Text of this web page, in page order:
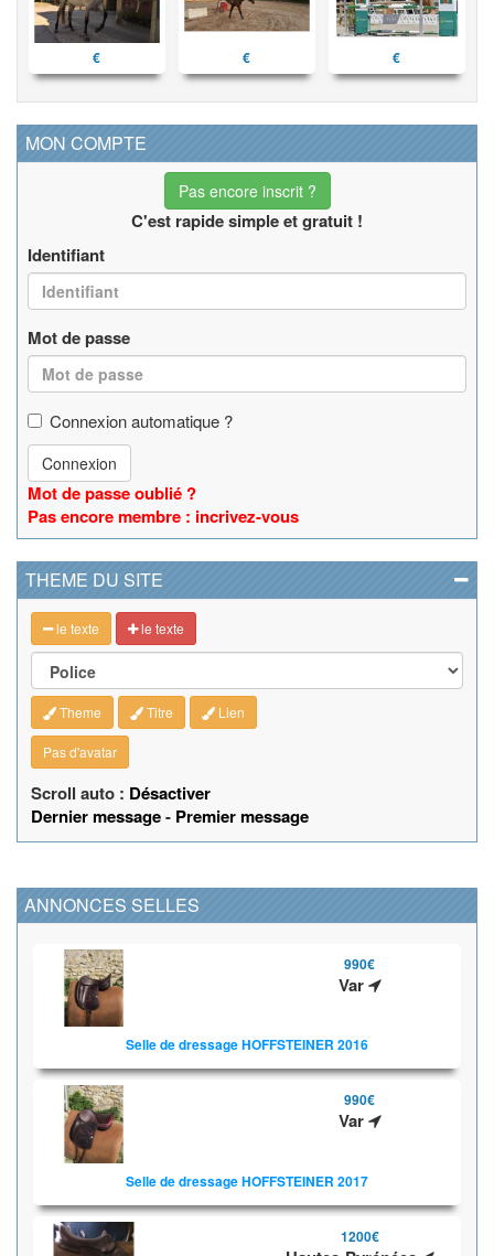
€ € €
MON COMPTE
Pas encore inscrit ?
C'est rapide simple et gratuit !
Identifiant
Mot de passe
Connexion automatique ?
Connexion
Mot de passe oublié ?
Pas encore membre : incrivez-vous
THEME DU SITE
le texte le texte
Theme Titre Lien
Pas d'avatar
Scroll auto : Désactiver
Dernier message- Premier message
ANNONCES SELLES
990€
Var
Selle de dressage HOFFSTEINER 2016
990€
Var
Selle de dressage HOFFSTEINER 2017
1200€